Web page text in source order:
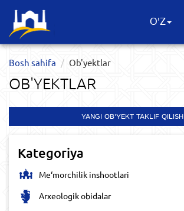
O'Z
Bosh sahifa Ob'yektlar​
OB'YEKTLAR​
YANGI OB'YEKT TAKLIF QILISH
Kategoriya
Me‘morchilik inshootlari
Arxeologik obidalar